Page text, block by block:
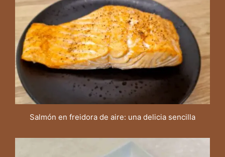
Salmón en freidora de aire: una delicia sencilla